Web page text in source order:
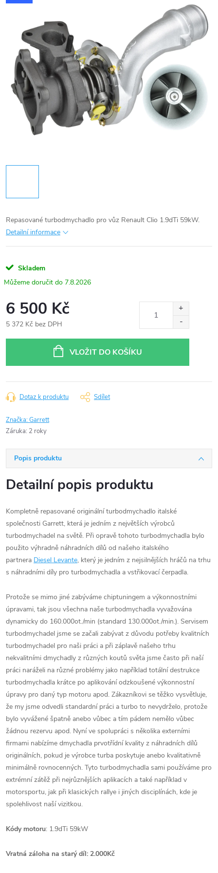
Repasované turbodmychadlo pro vůz Renault Clio 1.9dTi 59kW.
Detailní informace
Skladem
7.8.2026
6 500 Kč
5 372 Kč bez DPH
VLOŽIT DO KOŠÍKU
Dotaz k produktu Sdílet
Značka:Garrett
Záruka: 2 roky
Popis produktu
Detailní popis produktu
Kompletně repasované originální turbodmychadlo italské
společnosti Garrett, která je jedním z největších výrobců
turbodmychadel na světě. Při opravě tohoto turbodmychadla bylo
použito výhradně náhradních dílů od našeho italského
partnera Diesel Levante, který je jedním z nejsilnějších hráčů na trhu
s náhradními díly pro turbodmychadla a vstřikovací čerpadla.
Protože se mimo jiné zabýváme chiptuningem a výkonnostními
úpravami, tak jsou všechna naše turbodmychadla vyvažována
dynamicky do 160.000ot./min (standard 130.000ot./min.). Servisem
turbodmychadel jsme se začali zabývat z důvodu potřeby kvalitních
turbodmychadel pro naši práci a při záplavě našeho trhu
nekvalitními dmychadly z různých koutů světa jsme často při naší
práci naráželi na různé problémy jako například totální destrukce
turbodmychadla krátce po aplikování odzkoušené výkonnostní
úpravy pro daný typ motoru apod. Zákazníkovi se těžko vysvětluje,
že my jsme odvedli standardní práci a turbo to nevydrželo, protože
bylo vyvážené špatně anebo vůbec a tím pádem nemělo vůbec
žádnou rezervu apod. Nyní ve spolupráci s několika externími
firmami nabízíme dmychadla prvotřídní kvality z náhradních dílů
originálních, pokud je výrobce turba poskytuje anebo kvalitativně
minimálně rovnocenných. Tyto turbodmychadla sami používáme pro
extrémní zátěž při nejrůznějších aplikacích a také například v
motorsportu, jak při klasických rallye i jiných disciplínách, kde je
spolehlivost naší vizitkou.
Kódy motoru: 1.9dTi 59kW
Vratná záloha na starý díl: 2.000Kč